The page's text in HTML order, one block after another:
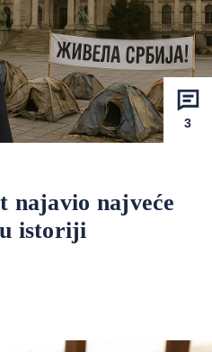
3
najavio najveće
u istoriji